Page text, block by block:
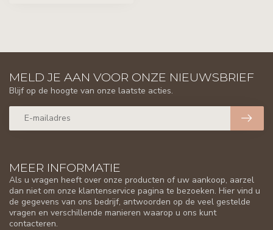
MEER INFORMATIE
Als u vragen heeft over onze producten of uw aankoop, aarzel
dan niet om onze klantenservice pagina te bezoeken. Hier vind u
de gegevens van ons bedrijf, antwoorden op de veel gestelde
vragen en verschillende manieren waarop u ons kunt
contacteren.
MELD JE AAN VOOR ONZE NIEUWSBRIEF
Blijf op de hoogte van onze laatste acties.